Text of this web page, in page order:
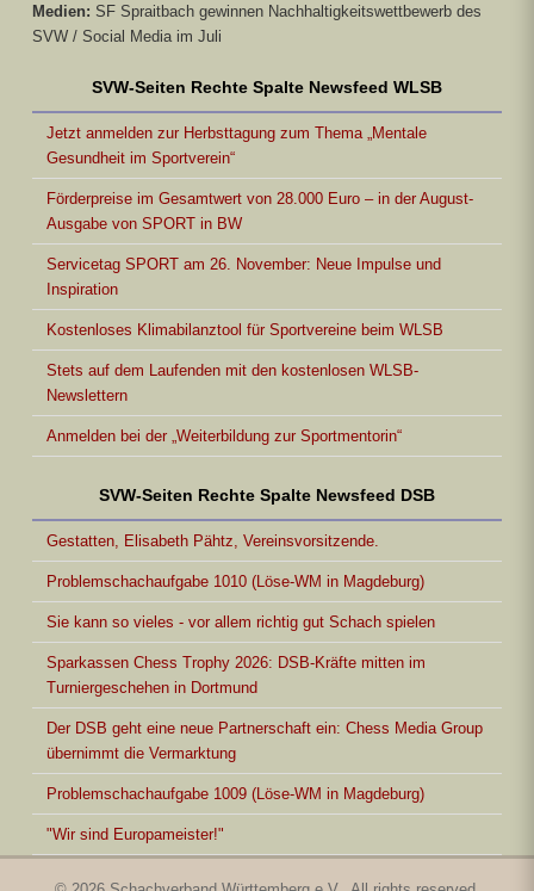
Medien: SF Spraitbach gewinnen Nachhaltigkeitswettbewerb des
SVW / Social Media im Juli
SVW-Seiten Rechte Spalte Newsfeed WLSB
Jetzt anmelden zur Herbsttagung zum Thema „Mentale
Gesundheit im Sportverein“
Förderpreise im Gesamtwert von 28.000 Euro – in der August-
Ausgabe von SPORT in BW
Servicetag SPORT am 26. November: Neue Impulse und
Inspiration
Kostenloses Klimabilanztool für Sportvereine beim WLSB
Stets auf dem Laufenden mit den kostenlosen WLSB-
Newslettern
Anmelden bei der „Weiterbildung zur Sportmentorin“
SVW-Seiten Rechte Spalte Newsfeed DSB
Gestatten, Elisabeth Pähtz, Vereinsvorsitzende.
Problemschachaufgabe 1010 (Löse-WM in Magdeburg)
Sie kann so vieles - vor allem richtig gut Schach spielen
Sparkassen Chess Trophy 2026: DSB-Kräfte mitten im
Turniergeschehen in Dortmund
Der DSB geht eine neue Partnerschaft ein: Chess Media Group
übernimmt die Vermarktung
Problemschachaufgabe 1009 (Löse-WM in Magdeburg)
"Wir sind Europameister!"